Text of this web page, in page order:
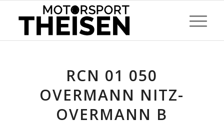
RCN 01 050
OVERMANN NITZ-
OVERMANN B